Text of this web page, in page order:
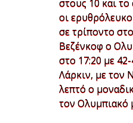
στους 10 και
οι
σε τρίποντο
Βεζένκοφ ο
στο 17:20 με
Λάρκιν, με τον
λεπτό ο
τον Ολυμπιακό